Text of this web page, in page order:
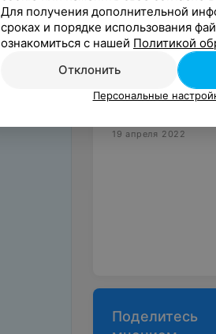
Первая встреча
консультация со
психологу,
Записаться
20 апреля 2022
19 апреля 2022
Поделитесь
Для получения дополнительной
сроках и порядке использования
ознакомиться с нашей Политикой
Отклонить
Персональные